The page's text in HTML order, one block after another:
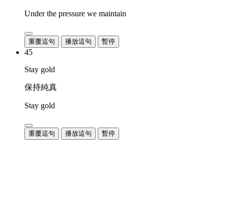
Under the pressure we maintain
重覆這句 播放這句 暫停
45
Stay gold
保持純真
Stay gold
重覆這句 播放這句 暫停